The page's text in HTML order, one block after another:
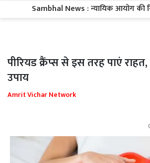
Sambhal News : न्यायिक आयोग की
पीरियड क्रैंप्स से इस तरह पाएं
उपाय
Amrit Vichar Network